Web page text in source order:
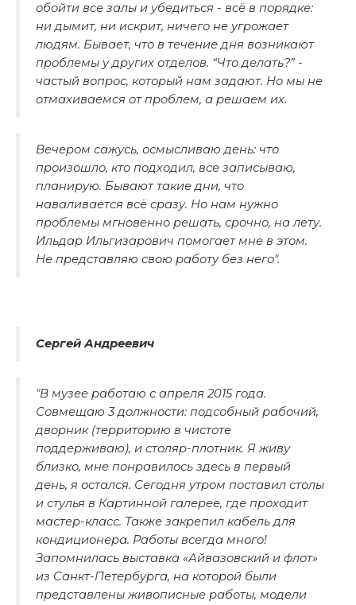
обойти все залы и убедиться - всё в порядке:
ни дымит, ни искрит, ничего не угрожает
людям. Бывает, что в течение дня возникают
проблемы у других отделов. “Что делать?” -
частый вопрос, который нам задают. Но мы не
отмахиваемся от проблем, а решаем их.
Вечером сажусь, осмысливаю день: что
произошло, кто подходил, все записываю,
планирую. Бывают такие дни, что
наваливается всё сразу. Но нам нужно
проблемы мгновенно решать, срочно, на лету.
Ильдар Ильгизарович помогает мне в этом.
Не представляю свою работу без него".
Сергей Андреевич
"В музее работаю с апреля 2015 года.
Совмещаю 3 должности: подсобный рабочий,
дворник (территорию в чистоте
поддерживаю), и столяр-плотник. Я живу
близко, мне понравилось здесь в первый
день, я остался. Сегодня утром поставил столы
и стулья в Картинной галерее, где проходит
мастер-класс. Также закрепил кабель для
кондиционера. Работы всегда много!
Запомнилась выставка «Айвазовский и флот»
из Санкт-Петербурга, на которой были
представлены живописные работы, модели